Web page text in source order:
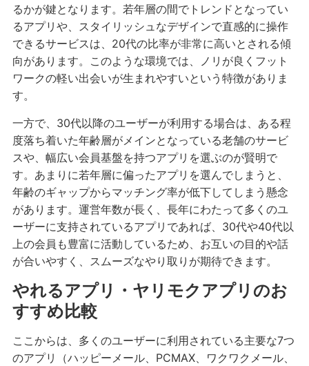
るかが鍵となります。若年層の間でトレンドとなってい
るアプリや、スタイリッシュなデザインで直感的に操作
できるサービスは、20代の比率が非常に高いとされる傾
向があります。このような環境では、ノリが良くフット
ワークの軽い出会いが生まれやすいという特徴がありま
す。
一方で、30代以降のユーザーが利用する場合は、ある程
度落ち着いた年齢層がメインとなっている老舗のサービ
スや、幅広い会員基盤を持つアプリを選ぶのが賢明で
す。あまりに若年層に偏ったアプリを選んでしまうと、
年齢のギャップからマッチング率が低下してしまう懸念
があります。運営年数が長く、長年にわたって多くのユ
ーザーに支持されているアプリであれば、30代や40代以
上の会員も豊富に活動しているため、お互いの目的や話
が合いやすく、スムーズなやり取りが期待できます。
やれるアプリ・ヤリモクアプリのお
すすめ比較
ここからは、多くのユーザーに利用されている主要な7つ
のアプリ（ハッピーメール、PCMAX、ワクワクメール、